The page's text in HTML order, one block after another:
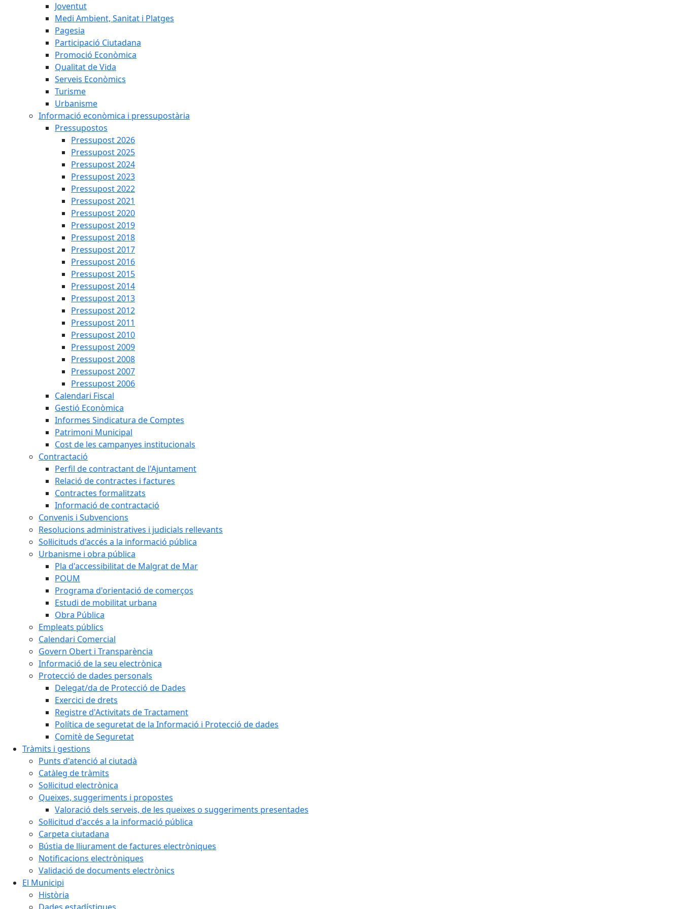
Joventut
Medi Ambient, Sanitat i Platges
Pagesia
Participació Ciutadana
Promoció Econòmica
Qualitat de Vida
Serveis Econòmics
Turisme
Urbanisme
Informació econòmica i pressupostària
Pressupostos
Pressupost 2026
Pressupost 2025
Pressupost 2024
Pressupost 2023
Pressupost 2022
Pressupost 2021
Pressupost 2020
Pressupost 2019
Pressupost 2018
Pressupost 2017
Pressupost 2016
Pressupost 2015
Pressupost 2014
Pressupost 2013
Pressupost 2012
Pressupost 2011
Pressupost 2010
Pressupost 2009
Pressupost 2008
Pressupost 2007
Pressupost 2006
Calendari Fiscal
Gestió Econòmica
Informes Sindicatura de Comptes
Patrimoni Municipal
Cost de les campanyes institucionals
Contractació
Perfil de contractant de l'Ajuntament
Relació de contractes i factures
Contractes formalitzats
Informació de contractació
Convenis i Subvencions
Resolucions administratives i judicials rellevants
Sol·licituds d'accés a la informació pública
Urbanisme i obra pública
Pla d'accessibilitat de Malgrat de Mar
POUM
Programa d'orientació de comerços
Estudi de mobilitat urbana
Obra Pública
Empleats públics
Calendari Comercial
Govern Obert i Transparència
Informació de la seu electrònica
Protecció de dades personals
Delegat/da de Protecció de Dades
Exercici de drets
Registre d'Activitats de Tractament
Política de seguretat de la Informació i Protecció de dades
Comitè de Seguretat
Tràmits i gestions
Punts d'atenció al ciutadà
Catàleg de tràmits
Sol·licitud electrònica
Queixes, suggeriments i propostes
Valoració dels serveis, de les queixes o suggeriments presentades
Sol·licitud d'accés a la informació pública
Carpeta ciutadana
Bústia de lliurament de factures electròniques
Notificacions electròniques
Validació de documents electrònics
El Municipi
Història